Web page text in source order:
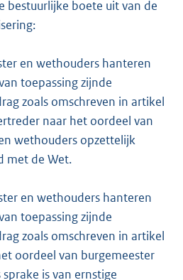
bestuurlijke boete uit van de
en wethouders hanteren
toepassing zijnde
zoals omschreven in artikel
naar het oordeel van
wethouders opzettelijk
met de Wet.
en wethouders hanteren
toepassing zijnde
zoals omschreven in artikel
oordeel van burgemeester
is van ernstige